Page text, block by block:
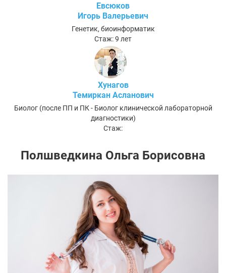
Евсюков
Игорь Валерьевич
Генетик, биоинформатик
Стаж: 9 лет
Хунагов
Темиркан Асланович
Биолог (после ПП и ПК - Биолог клинической лабораторной
диагностики)
Стаж:
Полшведкина Ольга Борисовна